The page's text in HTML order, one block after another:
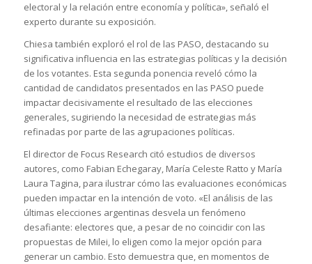
electoral y la relación entre economía y política», señaló el
experto durante su exposición.
Chiesa también exploró el rol de las PASO, destacando su
significativa influencia en las estrategias políticas y la decisión
de los votantes. Esta segunda ponencia reveló cómo la
cantidad de candidatos presentados en las PASO puede
impactar decisivamente el resultado de las elecciones
generales, sugiriendo la necesidad de estrategias más
refinadas por parte de las agrupaciones políticas.
El director de Focus Research citó estudios de diversos
autores, como Fabian Echegaray, María Celeste Ratto y María
Laura Tagina, para ilustrar cómo las evaluaciones económicas
pueden impactar en la intención de voto. «El análisis de las
últimas elecciones argentinas desvela un fenómeno
desafiante: electores que, a pesar de no coincidir con las
propuestas de Milei, lo eligen como la mejor opción para
generar un cambio. Esto demuestra que, en momentos de